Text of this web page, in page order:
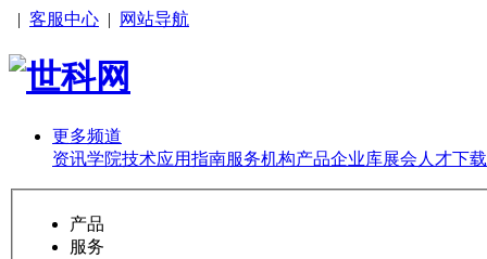
| 客服中心 | 网站导航
更多频道
资讯学院技术应用指南服务机构产品企业库展会 人才下载
产品
服务